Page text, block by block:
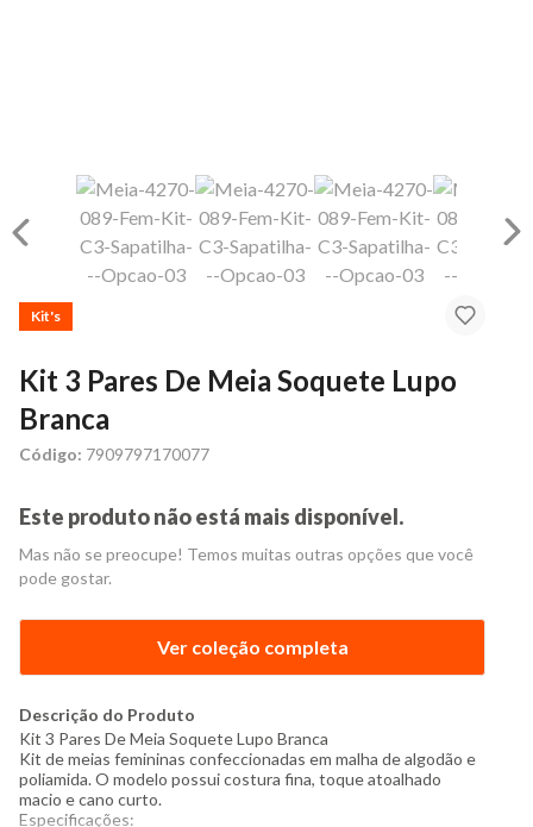
Kit's
Kit 3 Pares De Meia Soquete Lupo
Branca
Código: 7909797170077
Este produto não está mais disponível.
Mas não se preocupe! Temos muitas outras opções que você
pode gostar.
Ver coleção completa
Descrição do Produto
Kit 3 Pares De Meia Soquete Lupo Branca
Kit demeias femininas confeccionadas em malha de algodão e
poliamida. O modelo possui costura fina, toque atoalhado
macio e cano curto.
Especificações: